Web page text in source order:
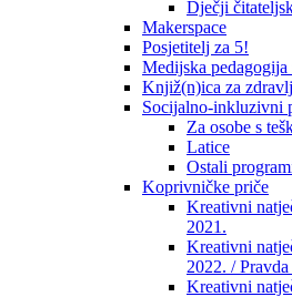
Dječji
Makerspace
Posjetitelj za 5!
Medijska pedagogija
Knjiž(n)ica za
Socijalno-inkluzivni
Za osobe s
Latice
Ostali
Koprivničke priče
Kreativni
2021.
Kreativni
2022. /
Kreativni